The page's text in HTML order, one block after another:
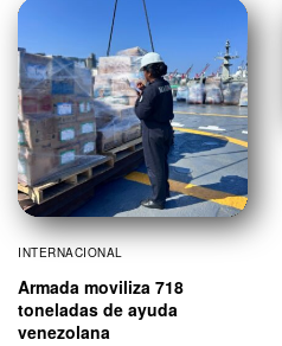
INTERNACIONAL
Armada moviliza 718
toneladas de ayuda
venezolana